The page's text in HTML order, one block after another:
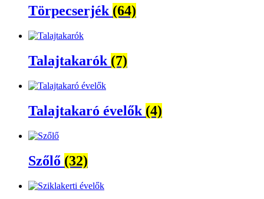
Törpecserjék (64)
Talajtakarók (7)
Talajtakaró évelők (4)
Szőlő (32)